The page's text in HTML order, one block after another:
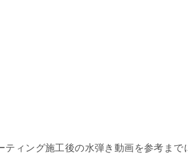
ィング施工後の水弾き動画を参考ま